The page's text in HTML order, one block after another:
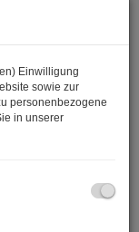
nach Erhalt
weitere
Einwilligung
sowie zur
personenbezogene
in unserer